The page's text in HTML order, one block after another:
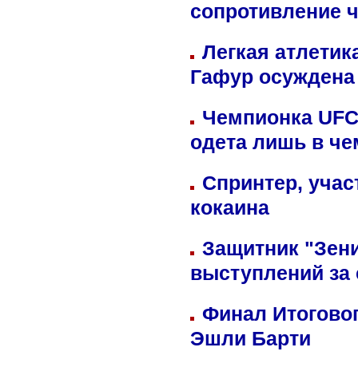
сопротивление
Легкая
Гафур осуждена
Чемпионка
одета лишь в
Спринтер,
кокаина
Защитник
выступлений
Финал
Эшли Барти